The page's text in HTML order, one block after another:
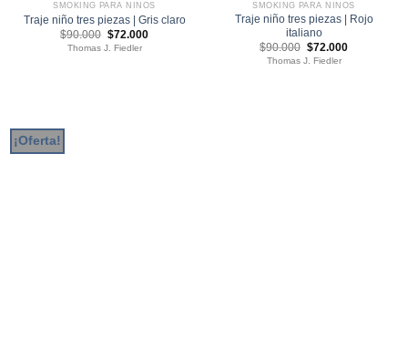
SMOKING PARA NIÑOS
Traje niño tres piezas | Gris claro
$90.000 El
precio
original
$72.000El
Thomas J. Fiedler
SMOKING PARA NIÑOS
Traje niño tres piezas | Rojo
italiano
$90.000 El
precio
original
$72.000El
Thomas J. Fiedler
¡Oferta!